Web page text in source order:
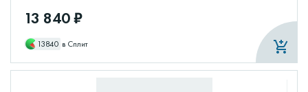
13 840 ₽
13840 в Сплит